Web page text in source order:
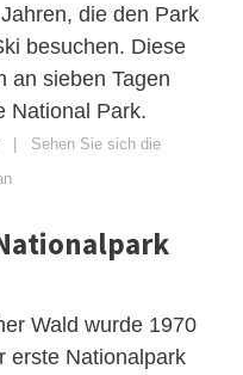
die den Park
besuchen. Diese
an sieben Tagen
National Park.
| Sehen Sie sich die
Wald wurde 1970
erste Nationalpark